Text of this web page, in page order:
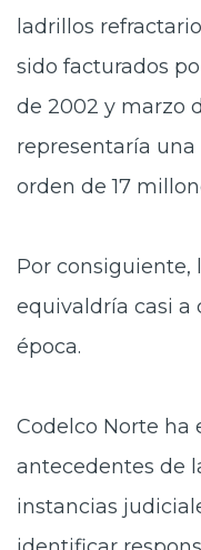
ladrillos
sido facturados
de 2002 y marzo
representaría
orden de 17
Por
equivaldría casi a
época.
Codelco Norte ha
antecedentes de
instancias